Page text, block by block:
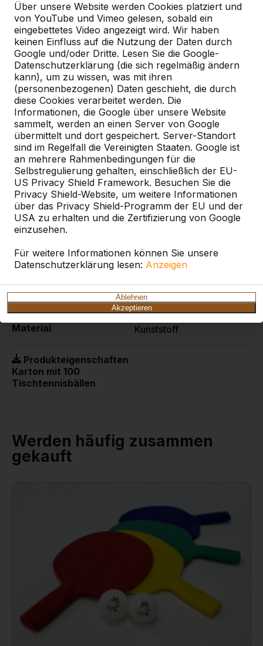
Über unsere Website werden Cookies platziert und
von YouTube und Vimeo gelesen, sobald ein
eingebettetes Video angezeigt wird. Wir haben
keinen Einfluss auf die Nutzung der Daten durch
Google und/oder Dritte. Lesen Sie die Google-
Datenschutzerklärung (die sich regelmäßig ändern
kann), um zu wissen, was mit ihren
(personenbezogenen) Daten geschieht, die durch
diese Cookies verarbeitet werden. Die
Informationen, die Google über unsere Website
sammelt, werden an einen Server von Google
übermittelt und dort gespeichert. Server-Standort
sind im Regelfall die Vereinigten Staaten. Google ist
an mehrere Rahmenbedingungen für die
Selbstregulierung gehalten, einschließlich der EU-
US Privacy Shield Framework. Besuchen Sie die
Privacy Shield-Website, um weitere Informationen
über das Privacy Shield-Programm der EU und der
USA zu erhalten und die Zertifizierung von Google
einzusehen.
Für weitere Informationen können Sie unsere
Datenschutzerklärung lesen: Anzeigen
Ablehnen
Akzeptieren
100 Tischtennisbälle in
einem Karton verpackt
Diese Bälle sind von ausgezeichneter Qualität und
werden darum auch von Tischtennisvereinen als
Übungsbälle gebraucht. Ideal für Großverbraucher
wie Schulen und Vereine.
Bestellen Sie nur die Bälle, werden Versandkosten
berechnet.
Aber zusammen mit einem Tischtennitisch werden
diese mit dem Tisch geliefert.
Bei einer Einzelbestellung werden die Schläger und
Bälle innerhalb 2 Tagen per Post verschickt.
Spezifikationen
Produktcode B.DS100
Material Kunststoff
Produkteigenschaften
Karton mit 100
Tischtennisbällen
Werden häufig zusammen
gekauft